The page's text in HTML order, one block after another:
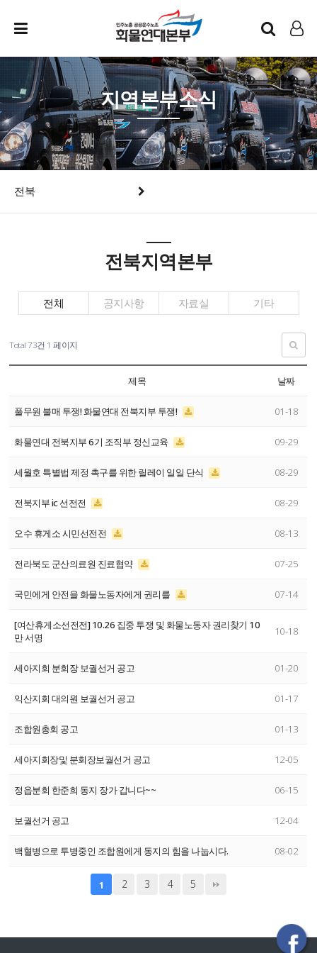
인트라넷
LOG IN
지역본부소식
전북
전북지역본부
전체 공지사항 자료실 기타
Total 73건 1 페이지
제목 날짜
풀무원 불매 투쟁! 화물연대 전북지부 투쟁! 01-18
화물연대 전북지부 6기 조직부 정신교육 09-29
세월호 특별법 제정 촉구를 위한 릴레이 일일 단식 08-29
전북지부 ic 선전전 08-29
오수 휴게소 시민선전전 08-13
전라북도 군산의료원 진료협약 07-25
국민에게 안전을 화물노동자에게 권리를 07-14
[여산휴게소선전전] 10.26 집중 투쟁 및 화물노동자 권리찾기 10
만 서명
10-18
세아지회 분회장 보궐선거 공고 01-20
익산지회 대의원 보궐선거 공고 01-17
조합원총회 공고 01-13
세아지회장및 분회장보궐선거 공고 12-05
정읍분회 한준희 동지 장가 갑니다~~ 06-15
보궐선거 공고 12-04
백혈병으로 투병중인 조합원에게 동지의 힘을 나눕시다. 08-02
1 2 3 4 5